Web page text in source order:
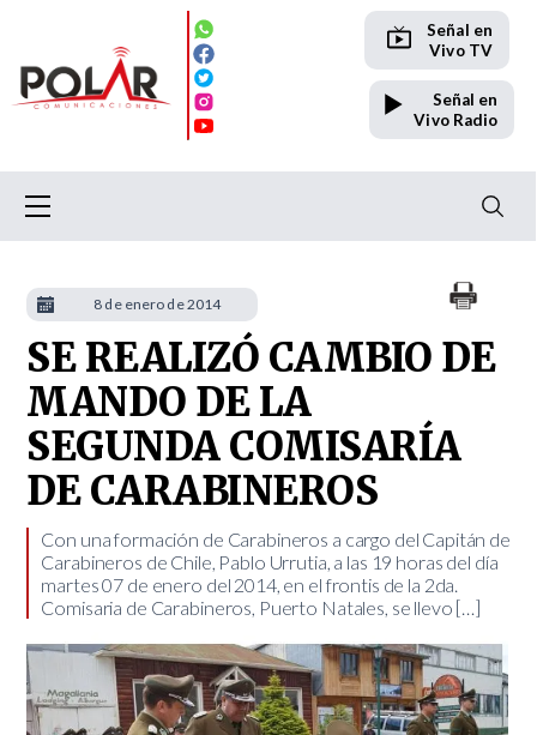
Señal en
Vivo TV
Señal en
Vivo Radio
SE REALIZÓ CAMBIO DE
MANDO DE LA
SEGUNDA COMISARÍA
DE CARABINEROS
Con una formación de Carabineros a cargo del Capitán de
Carabineros de Chile, Pablo Urrutia, a las 19 horas del día
martes 07 de enero del 2014, en el frontis de la 2da.
Comisaria de Carabineros, Puerto Natales, se llevo […]
8 de enero de 2014